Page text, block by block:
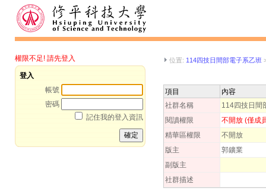
權限不足! 請先登入
登入
帳號
密碼
記住我的登入資訊
位置: 114四技日間部電子系乙班
項目
內容
社群名稱
114四技日間
閱讀權限
不開放 (僅成
精華區權限
不開放
版主
郭鑛業
副版主
社群描述